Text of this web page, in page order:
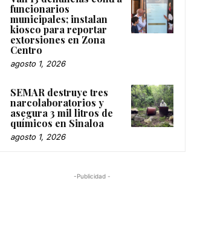
funcionarios
municipales; instalan
kiosco para reportar
extorsiones en Zona
Centro
agosto 1, 2026
SEMAR destruye tres
narcolaboratorios y
asegura 3 mil litros de
químicos en Sinaloa
agosto 1, 2026
-Publicidad -